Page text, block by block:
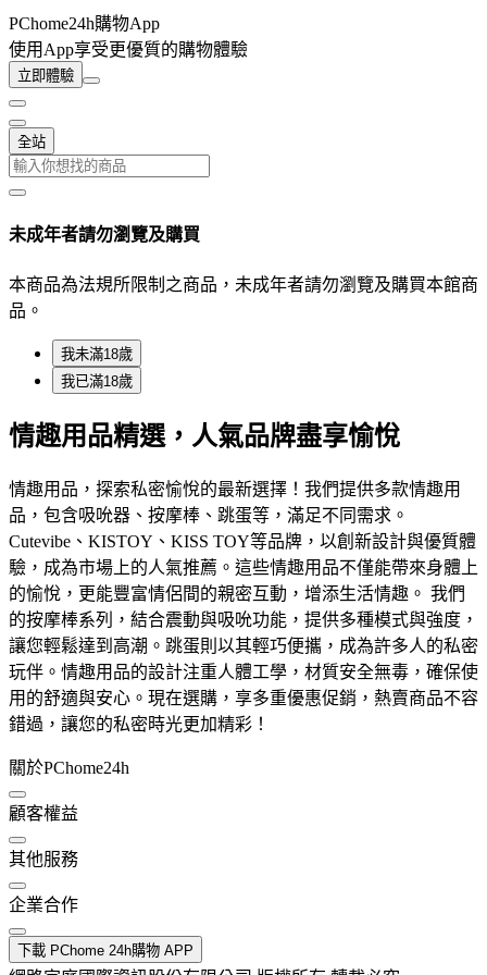
PChome24h購物App
使用App享受更優質的購物體驗
立即體驗
全站
未成年者請勿瀏覽及購買
本商品為法規所限制之商品，未成年者請勿瀏覽及購買本館商
品。
我未滿18歲
我已滿18歲
情趣用品精選，人氣品牌盡享愉悅
情趣用品，探索私密愉悅的最新選擇！我們提供多款情趣用
品，包含吸吮器、按摩棒、跳蛋等，滿足不同需求。
Cutevibe、KISTOY、KISS TOY等品牌，以創新設計與優質體
驗，成為市場上的人氣推薦。這些情趣用品不僅能帶來身體上
的愉悅，更能豐富情侶間的親密互動，增添生活情趣。 我們
的按摩棒系列，結合震動與吸吮功能，提供多種模式與強度，
讓您輕鬆達到高潮。跳蛋則以其輕巧便攜，成為許多人的私密
玩伴。情趣用品的設計注重人體工學，材質安全無毒，確保使
用的舒適與安心。現在選購，享多重優惠促銷，熱賣商品不容
錯過，讓您的私密時光更加精彩！
關於PChome24h
顧客權益
其他服務
企業合作
下載 PChome 24h購物 APP